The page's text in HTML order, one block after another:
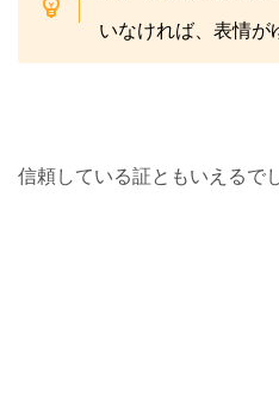
いなければ、表情が
信頼している証ともいえるで